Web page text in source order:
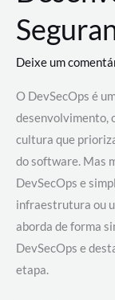
Deixe um
O DevSecOps é
desenvolvimento,
cultura que
do software. Mas
DevSecOps e
infraestrutura ou
aborda de forma
DevSecOps e
etapa.